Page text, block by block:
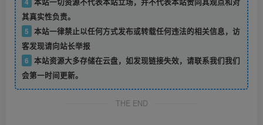
其真实性负责。
5 本站一律禁止以任何方式发布或转载任何违法的相关信息，访
客发现请向站长举报
6 本站资源大多存储在云盘，如发现链接失效，请联系我们我们
会第一时间更新。
THE END